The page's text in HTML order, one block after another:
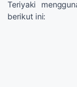
Teriyaki
berikut ini: